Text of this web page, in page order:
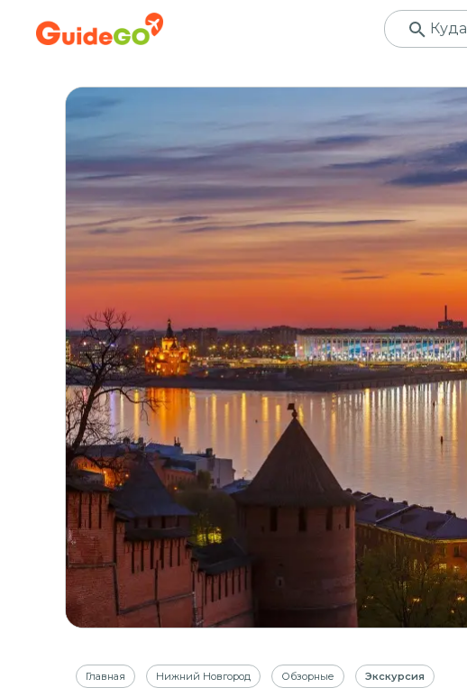
Главная Нижний Новгород Обзорные Экскурсия